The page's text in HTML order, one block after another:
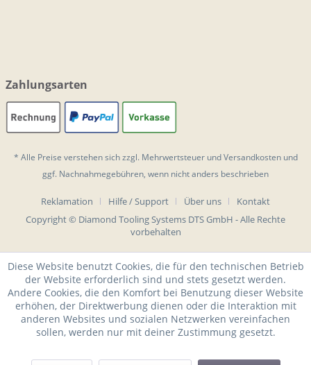
Zahlungsarten
* Alle Preise verstehen sich zzgl. Mehrwertsteuer undVersandkostenund
ggf. Nachnahmegebühren, wenn nicht anders beschrieben
Reklamation Hilfe / Support Über uns
Kontakt
Copyright © Diamond Tooling Systems DTS GmbH - Alle Rechte
vorbehalten
Diese Website benutzt Cookies, die für den technischen Betrieb
der Website erforderlich sind und stets gesetzt werden.
Andere Cookies, die den Komfort bei Benutzung dieser Website
erhöhen, der Direktwerbung dienen oder die Interaktion mit
anderen Websites und sozialen Netzwerken vereinfachen
sollen, werden nur mit deiner Zustimmung gesetzt.